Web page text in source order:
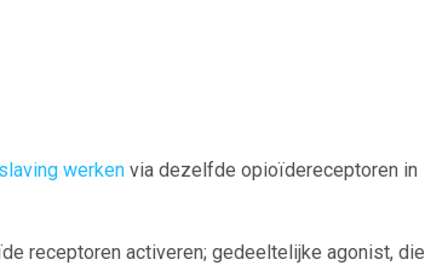
werken via dezelfde opioïdereceptoren in
receptoren activeren; gedeeltelijke agonist, die